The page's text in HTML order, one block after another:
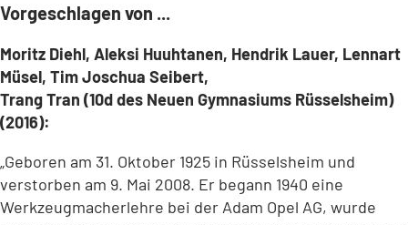
Vorgeschlagen von ...
Moritz Diehl, Aleksi Huuhtanen, Hendrik Lauer, Lennart
Müsel, Tim Joschua Seibert,
Trang Tran (10d des Neuen Gymnasiums Rüsselsheim)
(2016):
„Geboren am 31. Oktober 1925 in Rüsselsheim und
verstorben am 9. Mai 2008. Er begann 1940 eine
Werkzeugmacherlehre bei der Adam Opel AG, wurde